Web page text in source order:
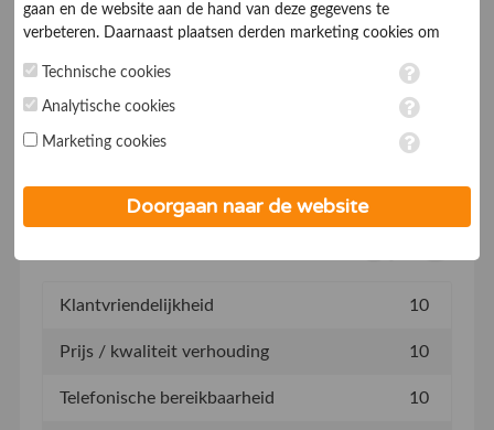
10
Eric van Wissen 11-09-2020
Beveelt dit bedrijf aan:
Via kennissen
prima service en uitleg
van het systeem.
Klantvriendelijkheid 10
Prijs / kwaliteit verhouding 10
Telefonische bereikbaarheid 10
gaan en de website aan de hand van deze gegevens te
verbeteren. Daarnaast plaatsen derden marketing cookies om
marketing cookies worden persoonsgegevens verwerkt. Je geeft
toestemming voor deze verwerking wanneer je hieronder een
op ieder moment aanpassen in de
. Lees voor meer
Technische cookies
Analytische cookies
Marketing cookies
Doorgaan naar de website